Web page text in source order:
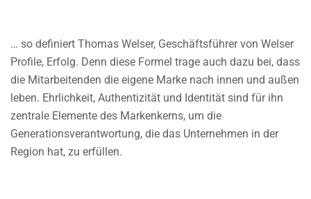
… so definiert Thomas Welser, Geschäftsführer von Welser
Profile, Erfolg. Denn diese Formel trage auch dazu bei, dass
die Mitarbeitenden die eigene Marke nach innen und außen
leben. Ehrlichkeit, Authentizität und Identität sind für ihn
zentrale Elemente des Markenkerns, um die
Generationsverantwortung, die das Unternehmen in der
Region hat, zu erfüllen.